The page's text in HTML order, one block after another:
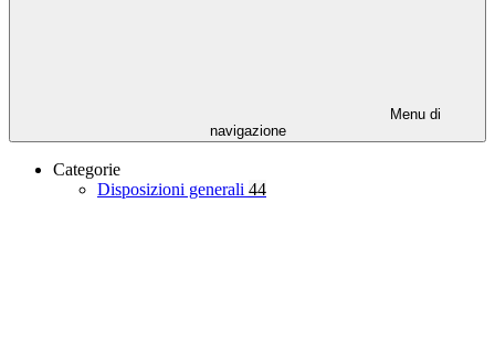
Menu di
navigazione
Categorie
Disposizioni generali 44